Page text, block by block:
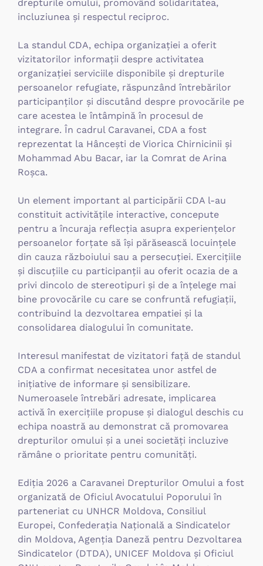
drepturile omului, promovând solidaritatea,
incluziunea și respectul reciproc.
La standul CDA, echipa organizației a oferit
vizitatorilor informații despre activitatea
organizației serviciile disponibile și drepturile
persoanelor refugiate, răspunzând întrebărilor
participanților și discutând despre provocările pe
care acestea le întâmpină în procesul de
integrare. În cadrul Caravanei, CDA a fost
reprezentat la Hâncești de Viorica Chirnicinii și
Mohammad Abu Bacar, iar la Comrat de Arina
Roșca.
Un element important al participării CDA l-au
constituit activitățile interactive, concepute
pentru a încuraja reflecția asupra experiențelor
persoanelor forțate să își părăsească locuințele
din cauza războiului sau a persecuției. Exercițiile
și discuțiile cu participanții au oferit ocazia de a
privi dincolo de stereotipuri și de a înțelege mai
bine provocările cu care se confruntă refugiații,
contribuind la dezvoltarea empatiei și la
consolidarea dialogului în comunitate.
Interesul manifestat de vizitatori față de standul
CDA a confirmat necesitatea unor astfel de
inițiative de informare și sensibilizare.
Numeroasele întrebări adresate, implicarea
activă în exercițiile propuse și dialogul deschis cu
echipa noastră au demonstrat că promovarea
drepturilor omului și a unei societăți incluzive
rămâne o prioritate pentru comunități.
Ediția 2026 a Caravanei Drepturilor Omului a fost
organizată de Oficiul Avocatului Poporului în
parteneriat cu UNHCR Moldova, Consiliul
Europei, Confederația Națională a Sindicatelor
din Moldova, Agenția Daneză pentru Dezvoltarea
Sindicatelor (DTDA), UNICEF Moldova și Oficiul